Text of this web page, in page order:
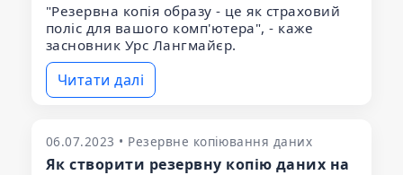
"Резервна копія образу - це як страховий
поліс для вашого комп'ютера", - каже
засновник Урс Лангмайєр.
Читати далі
06.07.2023 • Резервне копіювання даних
Як створити резервну копію даних на